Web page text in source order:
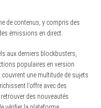
de contenus, y compris des
émissions en direct.
aux derniers blockbusters,
populaires en version
une multitude de sujets
l’offre avec des
des nouveautés